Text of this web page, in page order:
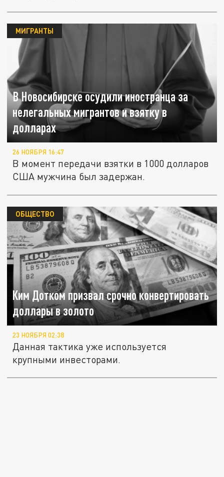
В Новосибирске осудили иностранца за
нелегальных мигрантов и взятку в
долларах
МИГРАНТЫ
26 НОЯБРЯ 16:47
В момент передачи взятки в 1000 долларов
США мужчина был задержан.
Ким Дотком призвал срочно конвертировать
доллары в золото
ОБЩЕСТВО
23 НОЯБРЯ 02:38
Данная тактика уже используется
крупными инвесторами.